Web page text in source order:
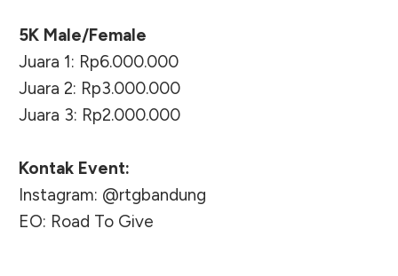
5K Male/Female
Juara 1: Rp6.000.000
Juara 2: Rp3.000.000
Juara 3: Rp2.000.000
Kontak Event:
Instagram: @rtgbandung
EO: Road To Give